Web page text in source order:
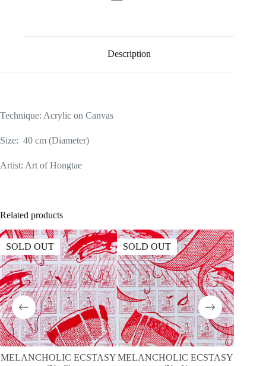
Description
Technique: Acrylic on Canvas
Size: 40 cm (Diameter)
Artist: Art of Hongtae
Related products
SOLD OUT
MELANCHOLIC ECSTASY
SOLD OUT
MELANCHOLIC ECSTASY